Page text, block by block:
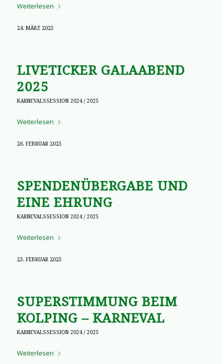
Weiterlesen
24. MÄRZ 2025
LIVETICKER GALAABEND
2025
KARNEVALSSESSION 2024 / 2025
Weiterlesen
26. FEBRUAR 2025
SPENDENÜBERGABE UND
EINE EHRUNG
KARNEVALSSESSION 2024 / 2025
Weiterlesen
23. FEBRUAR 2025
SUPERSTIMMUNG BEIM
KOLPING – KARNEVAL
KARNEVALSSESSION 2024 / 2025
Weiterlesen